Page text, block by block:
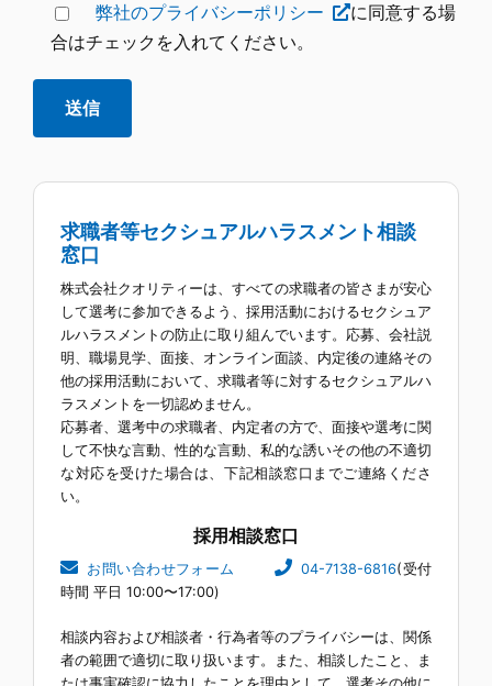
弊社のプライバシーポリシー
に同意する場
合はチェックを入れてください。
求職者等セクシュアルハラスメント相談
窓口
株式会社クオリティーは、すべての求職者の皆さまが安心
して選考に参加できるよう、採用活動におけるセクシュア
ルハラスメントの防止に取り組んでいます。応募、会社説
明、職場見学、面接、オンライン面談、内定後の連絡その
他の採用活動において、求職者等に対するセクシュアルハ
ラスメントを一切認めません。
応募者、選考中の求職者、内定者の方で、面接や選考に関
して不快な言動、性的な言動、私的な誘いその他の不適切
な対応を受けた場合は、下記相談窓口までご連絡くださ
い。
採用相談窓口
お問い合わせフォーム 04-7138-6816(受付
時間 平日 10:00〜17:00)
相談内容および相談者・行為者等のプライバシーは、関係
者の範囲で適切に取り扱います。また、相談したこと、ま